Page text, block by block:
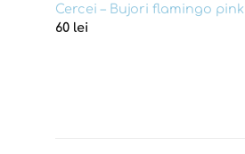
Cercei – Bujori flamingo pink
60 lei